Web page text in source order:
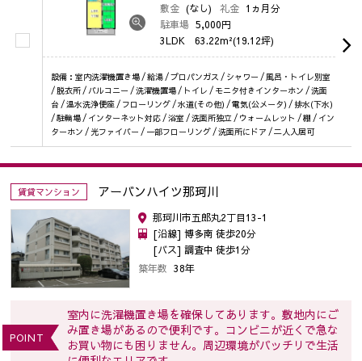
敷金 (なし) 礼金 1ヵ月分
駐車場 5,000円
3LDK 63.22m²(19.12坪)
設備：室内洗濯機置き場 / 給湯 / プロパンガス / シャワー / 風呂・トイレ別室
/ 脱衣所 / バルコニー / 洗濯機置場 / トイレ / モニタ付きインターホン / 洗面
台 / 温水洗浄便座 / フローリング / 水道(その他) / 電気(公メータ) / 排水(下水)
/ 駐輪場 / インターネット対応 / 浴室 / 洗面所独立 / ウォームレット / 棚 / イン
ターホン / 光ファイバー / 一部フローリング / 洗面所にドア / 二人入居可
賃貸マンション アーバンハイツ那珂川
那珂川市五郎丸2丁目13-1
[沿線] 博多南 徒歩20分
[バス] 調査中 徒歩1分
築年数 38年
POINT
室内に洗濯機置き場を確保してあります。敷地内にご
み置き場があるので便利です。コンビニが近くで急な
お買い物にも困りません。周辺環境がバッチリで生活